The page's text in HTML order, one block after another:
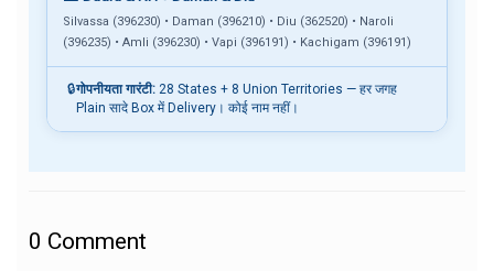
Silvassa (396230) • Daman (396210) • Diu (362520) • Naroli
(396235) • Amli (396230) • Vapi (396191) • Kachigam (396191)
🔒गोपनीयता गारंटी: 28 States + 8 Union Territories — हर जगह
Plain सादे Box में Delivery। कोई नाम नहीं।
0 Comment